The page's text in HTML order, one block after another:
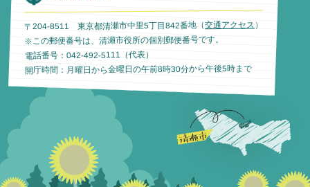
〒204-8511 東京都清瀬市中里5丁目842番地（交通アクセス ）
※この郵便番号は、清瀬市役所の個別郵便番号です。
電話番号：042-492-5111（代表）
開庁時間：月曜日から金曜日の午前8時30分から午後5時まで